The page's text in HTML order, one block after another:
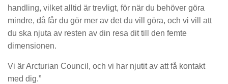
handling, vilket alltid är trevligt, för när du behöver göra
mindre, då får du gör mer av det du vill göra, och vi vill att
du ska njuta av resten av din resa dit till den femte
dimensionen.
Vi är Arcturian Council, och vi har njutit av att få kontakt
med dig.”